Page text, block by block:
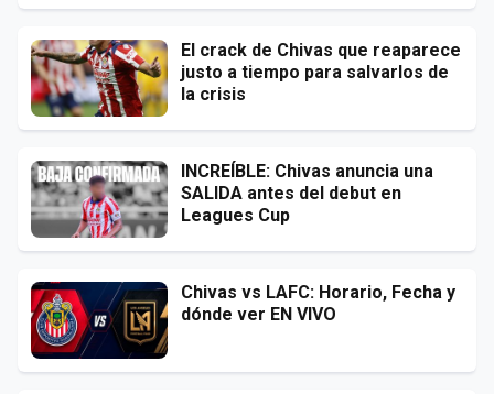
El crack de Chivas que reaparece
justo a tiempo para salvarlos de
la crisis
INCREÍBLE: Chivas anuncia una
SALIDA antes del debut en
Leagues Cup
Chivas vs LAFC: Horario, Fecha y
dónde ver EN VIVO